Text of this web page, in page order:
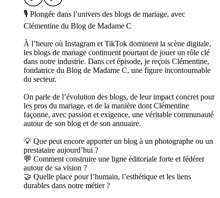
🎙 Plongée dans l’univers des blogs de mariage, avec
Clémentine du Blog de Madame C
À l’heure où Instagram et TikTok dominent la scène digitale,
les blogs de mariage continuent pourtant de jouer un rôle clé
dans notre industrie. Dans cet épisode, je reçois Clémentine,
fondatrice du Blog de Madame C, une figure incontournable
du secteur.
On parle de l’évolution des blogs, de leur impact concret pour
les pros du mariage, et de la manière dont Clémentine
façonne, avec passion et exigence, une véritable communauté
autour de son blog et de son annuaire.
💡 Que peut encore apporter un blog à un photographe ou un
prestataire aujourd’hui ?
💬 Comment construire une ligne éditoriale forte et fédérer
autour de sa vision ?
🤝 Quelle place pour l’humain, l’esthétique et les liens
durables dans notre métier ?